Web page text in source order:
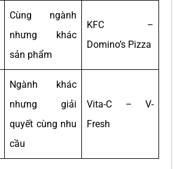
Cùng ngành
nhưng khác
sản phẩm
KFC –
Domino’s Pizza
Ngành khác
nhưng giải
quyết cùng nhu
cầu
Vita-C – V-
Fresh